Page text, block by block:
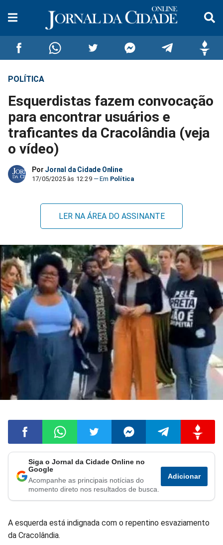
Compartilhar
no
Facebook
Compartilhar
no
Whatsapp
no
Twitter
no
Messenger
no
Telegram
no
Gettr
POLÍTICA
Esquerdistas fazem convocação
para encontrar usuários e
traficantes da Cracolândia (veja
o vídeo)
Por Jornal da Cidade Online
17/05/2025 às 12:29 Política
LER NA ÁREA DO ASSINANTE
Compartilhar
no
Compartilhar
no
Compartilhar
no
Compartilhar
no
Compartilhar
no
no
Siga o Jornal da Cidade Online no
Google
Acompanhe as principais notícias do
momento direto nos resultados de busca.
Adicionar
A esquerda está indignada com o repentino esvaziamento
da Cracolândia.